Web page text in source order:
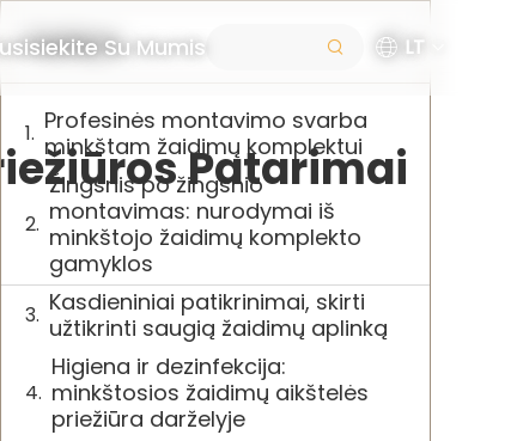
Su Mumis LT
Patarimai
Turinys
Profesinės montavimo svarba
minkštam žaidimų komplektui
Žingsnis po žingsnio
montavimas: nurodymai iš
minkštojo žaidimų komplekto
gamyklos
Kasdieniniai patikrinimai, skirti
užtikrinti saugią žaidimų aplinką
Higiena ir dezinfekcija:
minkštosios žaidimų aikštelės
priežiūra darželyje